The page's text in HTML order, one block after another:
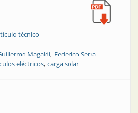
técnico
Magaldi Federico Serra
eléctricos carga solar
eléctricos | Estación de carga solar